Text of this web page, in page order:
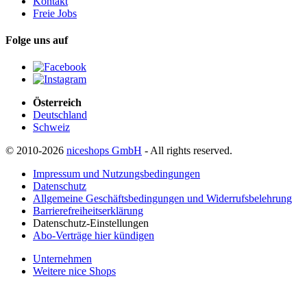
Freie Jobs
Folge uns auf
Österreich
Deutschland
Schweiz
© 2010-2026 niceshops GmbH - All rights reserved.
Impressum und Nutzungsbedingungen
Datenschutz
Allgemeine Geschäftsbedingungen und Widerrufsbelehrung
Barrierefreiheitserklärung
Datenschutz-Einstellungen
Abo-Verträge hier kündigen
Unternehmen
Weitere nice Shops